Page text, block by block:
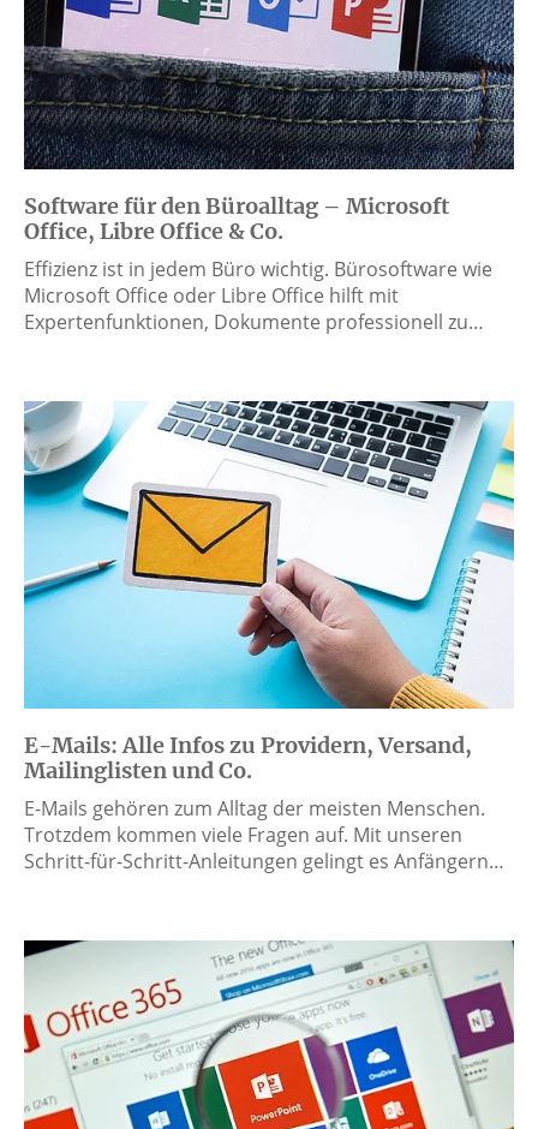
Software für den Büroalltag – Microsoft
Office, Libre Office & Co.
Effizienz ist in jedem Büro wichtig. Bürosoftware wie
Microsoft Office oder Libre Office hilft mit
Expertenfunktionen, Dokumente professionell zu…
E-Mails: Alle Infos zu Providern, Versand,
Mailinglisten und Co.
E-Mails gehören zum Alltag der meisten Menschen.
Trotzdem kommen viele Fragen auf. Mit unseren
Schritt-für-Schritt-Anleitungen gelingt es Anfängern…